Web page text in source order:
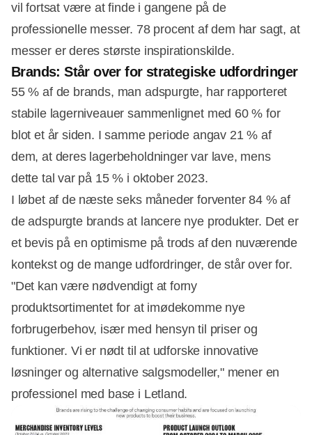
vil fortsat være at finde i gangene på de
professionelle messer. 78 procent af dem har sagt, at
messer er deres største inspirationskilde.
Brands: Står over for strategiske udfordringer
55 % af de brands, man adspurgte, har rapporteret
stabile lagerniveauer sammenlignet med 60 % for
blot et år siden. I samme periode angav 21 % af
dem, at deres lagerbeholdninger var lave, mens
dette tal var på 15 % i oktober 2023.
I løbet af de næste seks måneder forventer 84 % af
de adspurgte brands at lancere nye produkter. Det er
et bevis på en optimisme på trods af den nuværende
kontekst og de mange udfordringer, de står over for.
"Det kan være nødvendigt at forny
produktsortimentet for at imødekomme nye
forbrugerbehov, især med hensyn til priser og
funktioner. Vi er nødt til at udforske innovative
løsninger og alternative salgsmodeller," mener en
professionel med base i Letland.